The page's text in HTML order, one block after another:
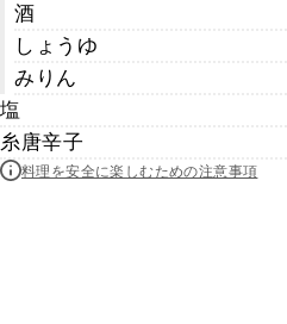
酒
しょうゆ
みりん
塩
糸唐辛子
料理を安全に楽しむための注意事項